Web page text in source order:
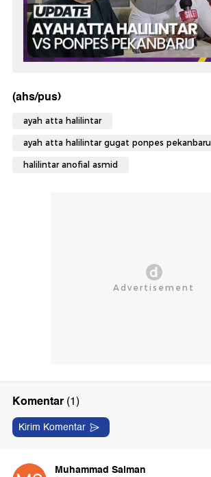
(ahs/pus)
ayah atta halilintar
ayah atta halilintar gugat ponpes pekanbaru
halilintar anofial asmid